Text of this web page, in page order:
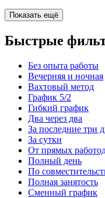
Показать ещё
Быстрые
Без опыта работы
Вечерняя и ночная
Вахтовый метод
График 5/2
Гибкий график
Два через два
За последние три
За сутки
От прямых
Полный день
По
Полная занятость
Сменный график